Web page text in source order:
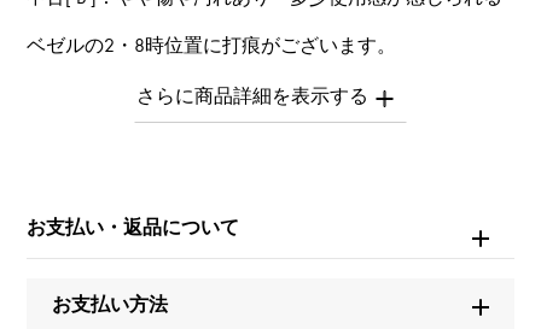
ベゼルの2・8時位置に打痕がございます。
※中古品につき全体的に多少の小傷がございます。
※商品によっては、写真では確認できない傷がある場合
お問い合わせ商
品ID
W228182
お支払い・返品について
お支払い方法